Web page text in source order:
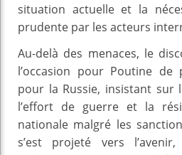
situation actuelle et la
prudente par les acteurs
Au-delà des menaces, le
l’occasion pour Poutine de
pour la Russie, insistant sur
l’effort de guerre et la
nationale malgré les
s’est projeté vers